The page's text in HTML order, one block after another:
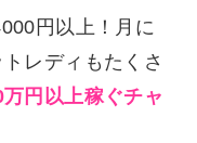
円以上！月に
レディもたくさ
万円以上稼ぐチャ